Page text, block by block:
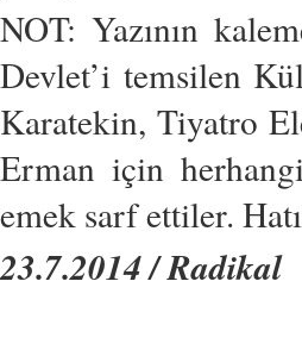
NOT: Yazının
Devlet’i temsilen
Karatekin, Tiyatro
Erman için
emek sarf ettiler.
23.7.2014 / Radikal